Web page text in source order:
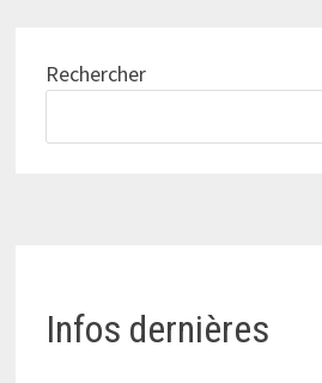
Rechercher
Infos dernières